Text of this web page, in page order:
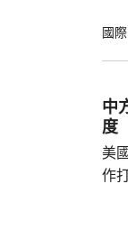
林
益。 至於中國航母「遼寧艦」去年6月進入太
平
防
國際
中
度
美
作